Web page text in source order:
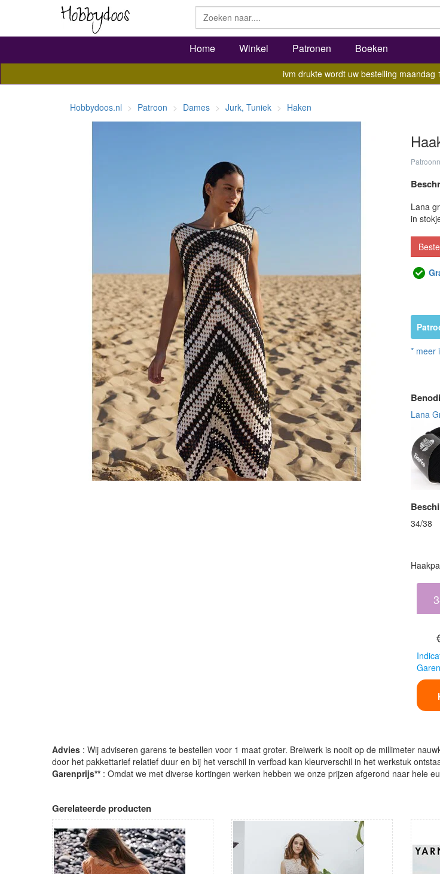
Home Winkel Patronen Boeken
ivm drukte wordt uw bestelling maandag
Hobbydoos.nl Patroon Dames Jurk, Tuniek Haken
Lana
in
* meer
Lana
34/38
Advies : Wij adviseren garens te bestellen voor 1 maat groter. Breiwerk is nooit op de millimeter
door het pakkettarief relatief duur en bij het verschil in verfbad kan kleurverschil in het werkstuk
Garenprijs** : Omdat we met diverse kortingen werken hebben we onze prijzen afgerond naar hele
Gerelateerde producten